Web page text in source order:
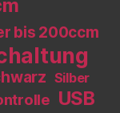
bis 200ccm
Silber
USB